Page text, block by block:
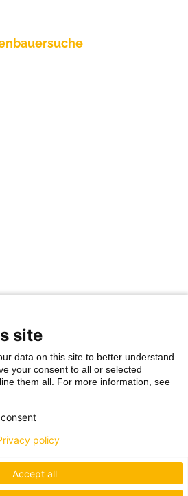
site
data on this site to better understand
your consent to all or selected
them all. For more information, see
Accept all
policy